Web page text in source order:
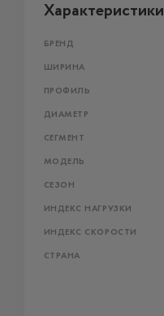
Характеристики
БРЕНД
ШИРИНА
ПРОФИЛЬ
ДИАМЕТР
СЕГМЕНТ
МОДЕЛЬ
СЕЗОН
ИНДЕКС НАГРУЗКИ
ИНДЕКС СКОРОСТИ
СТРАНА